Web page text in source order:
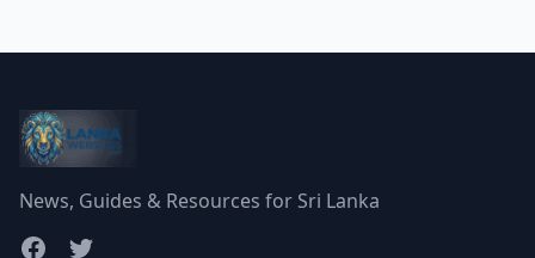
News, Guides & Resources for Sri Lanka